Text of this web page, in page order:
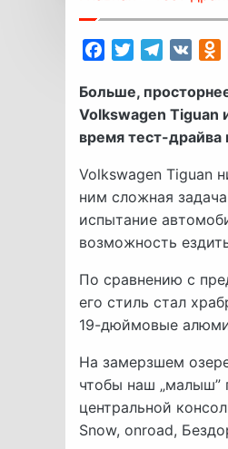
FacebookTwitterTelegram
VK
Больше,
Volkswagen Tiguan
время тест-драйва
Volkswagen Tiguan
ним сложная
испытание
возможность
По сравнению с
его стиль стал
19-дюймовые
На замерзшем
чтобы наш „малыш”
центральной
Snow, onroad,